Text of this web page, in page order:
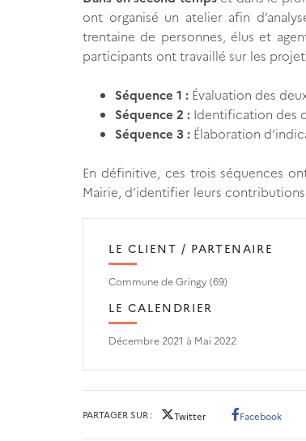
ont organisé un atelier afin
trentaine de personnes, élus et
participants ont travaillé sur les
Séquence 1 : Évaluation des
Séquence 2 : Identification des
Séquence 3 : Élaboration
En définitive, ces trois séquences
Mairie, d’identifier leurs
LE CLIENT / PARTENAIRE
Commune de Gringy (69)
LE CALENDRIER
Décembre 2021 à Mai 2022
PARTAGER SUR Twitter Facebook